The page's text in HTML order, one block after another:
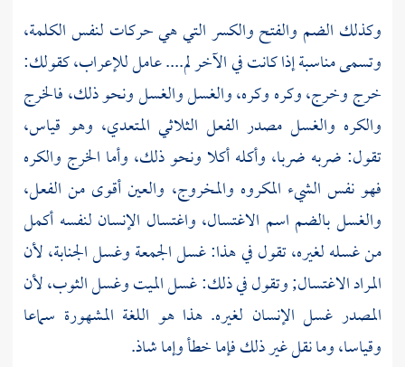
وكذلك الضم والفتح والكسر التي هي حركات لنفس الكلمة،
وتسمى مناسبة إذا كانت في الآخر لم.... عامل للإعراب، كقولك:
خرج وخرج، وكره وكره، والغسل والغسل ونحو ذلك، فالخرج
والكره والغسل مصدر الفعل الثلاثي المتعدي، وهو قياس،
تقول: ضربه ضربا، وأكله أكلا ونحو ذلك، وأما الخرج والكره
فهو نفس الشيء المكروه والمخروج، والعين أقوى من الفعل،
والغسل بالضم اسم الاغتسال، واغتسال الإنسان لنفسه أكمل
من غسله لغيره، تقول في هذا: غسل الجمعة وغسل الجنابة، لأن
المراد الاغتسال; وتقول في ذلك: غسل الميت وغسل الثوب، لأن
المصدر غسل الإنسان لغيره. هذا هو اللغة المشهورة سماعا
وقياسا، وما نقل غير ذلك فإما خطأ وإما شاذ.